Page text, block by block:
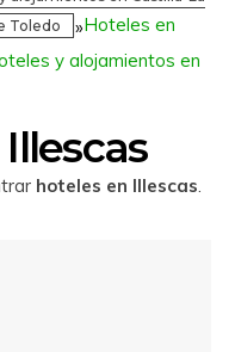
Toledo »Hoteles en
y alojamientos en
hoteles en Illescas.